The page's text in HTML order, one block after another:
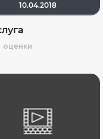
10.04.2018
оценки